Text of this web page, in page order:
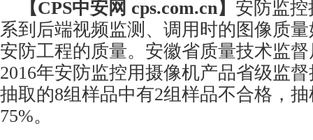
【CPS中安网 cps.com.cn】 安防监
系到后端视频监测、调用时的图像质
安防工程的质量。安徽省质量技术监
2016年安防监控用摄像机产品省级监
抽取的8组样品中有2组样品不合格，
75%。